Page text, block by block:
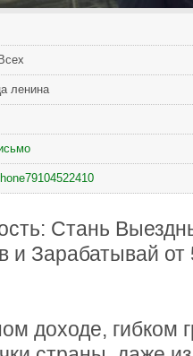
ленина
Стань
и Зарабатывай
доходе, гибком